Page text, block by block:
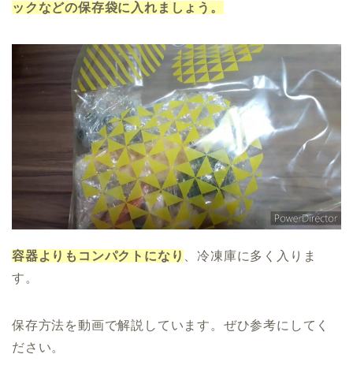
ックなどの保存袋に入れましょう。
容器よりもコンパクトになり
、冷凍庫に多く入りま
す。
保存方法を動画で解説しています。ぜひ参考にしてく
ださい。